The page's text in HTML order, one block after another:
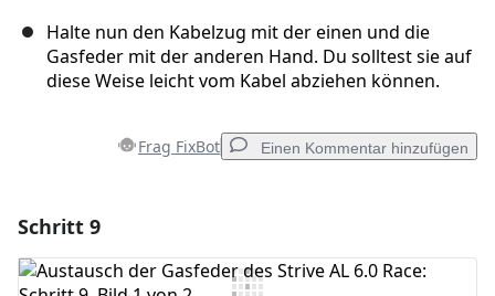
Halte nun den Kabelzug mit der einen und die
Gasfeder mit der anderen Hand. Du solltest sie auf
diese Weise leicht vom Kabel abziehen können.
Frag FixBot Einen Kommentar hinzufügen
Kommentar hinzufügen
Schritt 9